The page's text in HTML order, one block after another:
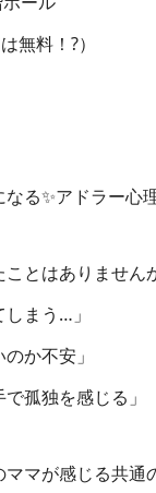
無料！?）
なる✨アドラー
とはありません
しまう…」
か不安」
孤独を感じる」
マが感じる共通